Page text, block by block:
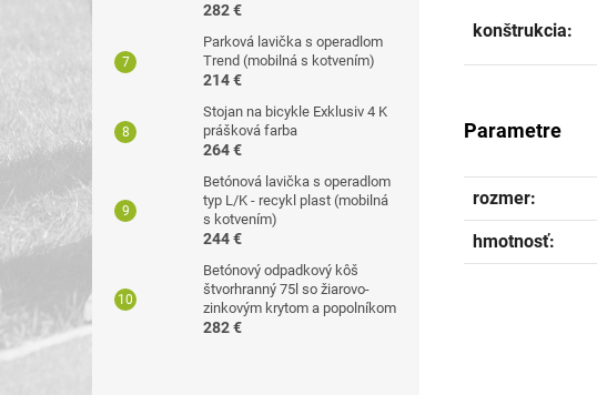
282 €
Parková lavička s operadlom
Trend (mobilná s kotvením)
214 €
Stojan na bicykle Exklusiv 4 K
prášková farba
264 €
Betónová lavička s operadlom
typ L/K - recykl plast (mobilná
s kotvením)
244 €
Betónový odpadkový kôš
štvorhranný 75l so žiarovo-
zinkovým krytom a popolníkom
282 €
konštrukcia:
Parametre
rozmer:
hmotnosť: